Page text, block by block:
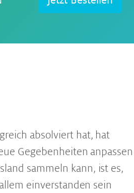
absolviert hat, hat
Gegebenheiten anpassen
sammeln kann, ist es,
einverstanden sein